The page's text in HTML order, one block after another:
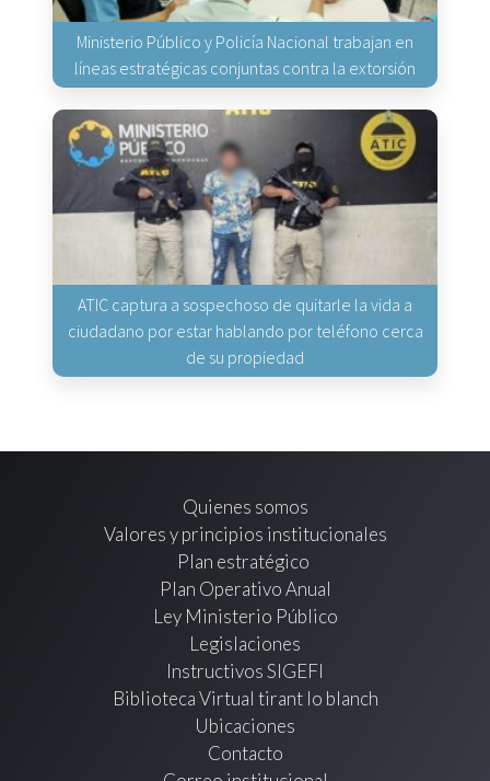
Ministerio Público y Policía Nacional trabajan en
líneas estratégicas conjuntas contra la extorsión
ATIC captura a sospechoso de quitarle la vida a
ciudadano por estar hablando por teléfono cerca
de su propiedad
Quienes somos
Valores y principios institucionales
Plan estratégico
Plan Operativo Anual
Ley Ministerio Público
Legislaciones
Instructivos SIGEFI
Biblioteca Virtual tirant lo blanch
Ubicaciones
Contacto